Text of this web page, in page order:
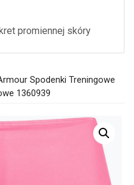
promiennej skóry
Spodenki Treningowe
1360939